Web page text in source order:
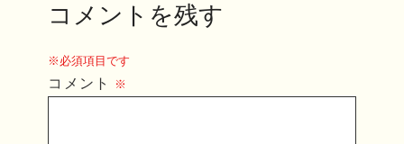
コメントを残す
※必須項目です
コメント ※